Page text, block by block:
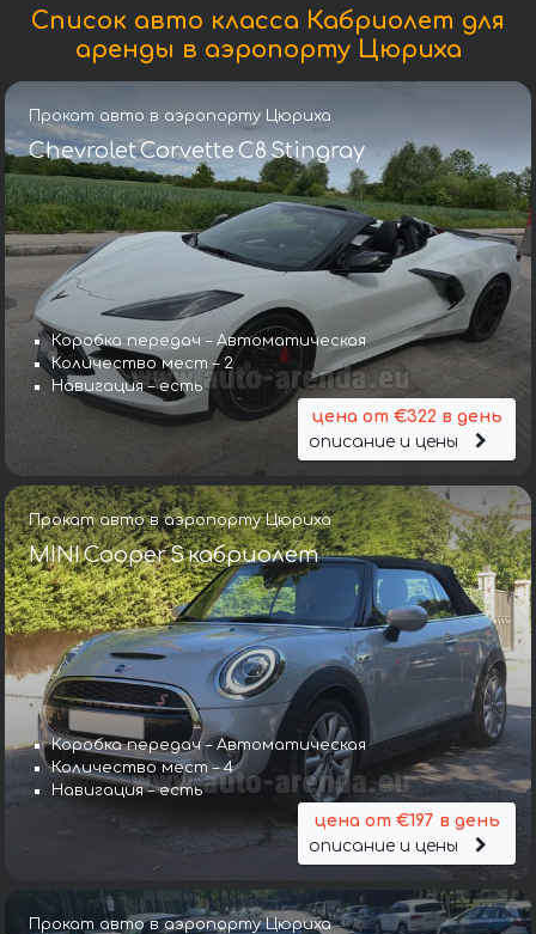
Список авто класса Кабриолет для
аренды в аэропорту Цюриха
Прокат авто в аэропорту Цюриха
Chevrolet Corvette C8 Stingray
Коробка передач – Автоматическая
Количество мест – 2
Навигация – есть
цена от €322 в день
описание и цены
Прокат авто в аэропорту Цюриха
MINI Cooper S кабриолет
Коробка передач – Автоматическая
Количество мест – 4
Навигация – есть
цена от €197 в день
описание и цены
Прокат авто в аэропорту Цюриха